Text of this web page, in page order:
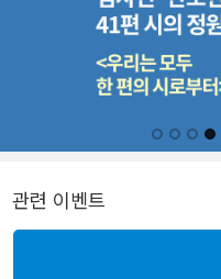
관련 이벤트